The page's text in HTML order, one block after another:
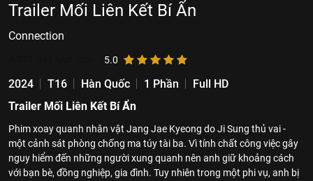
Trailer Mối Liên Kết Bí Ẩn
Connection
5.0
2024 T16 Hàn Quốc 1 Phần
Full HD
Trailer Mối Liên Kết Bí Ẩn
Phim xoay quanh nhân vật Jang Jae Kyeong do Ji Sung thủ vai -
một cảnh sát phòng chống ma túy tài ba. Vì tính chất công việc gây
nguy hiểm đến những người xung quanh nên anh giữ khoảng cách
với bạn bè, đồng nghiệp, gia đình. Tuy nhiên trong một phi vụ, anh bị